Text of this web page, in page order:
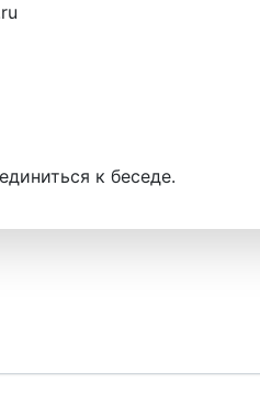
к беседе.